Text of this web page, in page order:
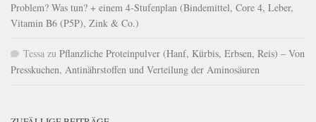
Problem? Was tun? + einem 4-Stufenplan (Bindemittel, Core 4, Leber,
Vitamin B6 (P5P), Zink & Co.)
Tessa zu Pflanzliche Proteinpulver (Hanf, Kürbis, Erbsen, Reis) – Von
Presskuchen, Antinährstoffen und Verteilung der Aminosäuren